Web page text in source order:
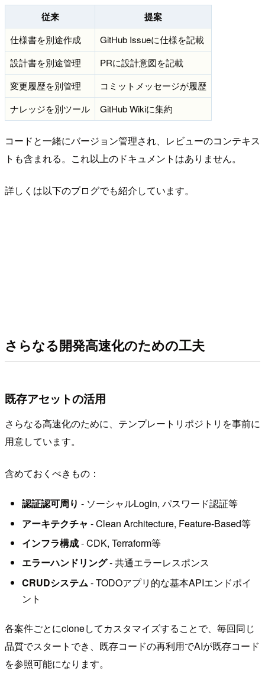
従来 提案
仕様書を別途作成
GitHub Issueに仕様を記載
設計書を別途管理
PRに設計意図を記載
変更履歴を別管理
コミットメッセージが履歴
ナレッジを別ツール
GitHub Wikiに集約
コードと一緒にバージョン管理され、レビューのコンテキス
トも含まれる。これ以上のドキュメントはありません。
詳しくは以下のブログでも紹介しています。
さらなる開発高速化のための工夫
既存アセットの活用
さらなる高速化のために、テンプレートリポジトリを事前に
用意しています。
含めておくべきもの：
認証認可周り - ソーシャルLogin, パスワード認証等
アーキテクチャ - Clean Architecture, Feature-Based等
インフラ構成- CDK, Terraform等
エラーハンドリング- 共通エラーレスポンス
CRUDシステム- TODOアプリ的な基本APIエンドポイ
ント
各案件ごとにcloneしてカスタマイズすることで、毎回同じ
品質でスタートでき、既存コードの再利用でAIが既存コード
を参照可能になります。